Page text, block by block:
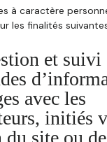
à caractère
les finalités
et suivi
avec les
initiés
site ou